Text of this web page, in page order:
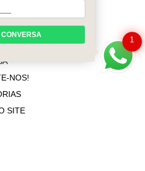
NOS!
SITE
1
CONVERSA